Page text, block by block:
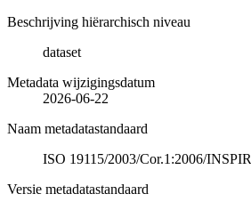
Beschrijving hiërarchisch niveau
dataset
Metadata wijzigingsdatum
2026-06-22
Naam metadatastandaard
ISO 19115/2003/Cor.1:2006/
Versie metadatastandaard